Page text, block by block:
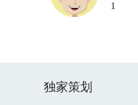
1
独家策划